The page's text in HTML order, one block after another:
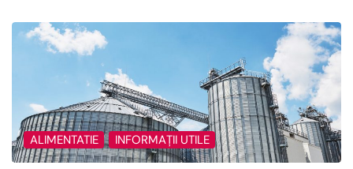
ALIMENTATIE INFORMAȚII UTILE